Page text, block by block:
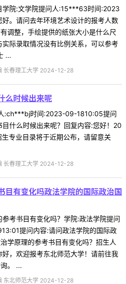
学院:文学院提问人:15***63时间:2023
。请问去年环境艺术设计的报考人数
调整，手绘提供的纸张大小是什么尺
际录取情况没有比例关系，可以参考
...
长春理工大学 2024-12-28
么时候出来呢
:ch***bj时间:2023-09-1810:05提问
什么时候出来呢？回复内容:您好！20
专业目录将于近期公布，请留意关
长春理工大学 2024-12-28
目有变化吗政法学院的国际政治国
考书目有变化吗？学院:政法学院提问
提问内容:请问政法学院的国际政
学原理的参考书目有变化吗？招生人
，欢迎报考东北师范大学！请前往我
。 ...
东北师范大学 2024-12-28